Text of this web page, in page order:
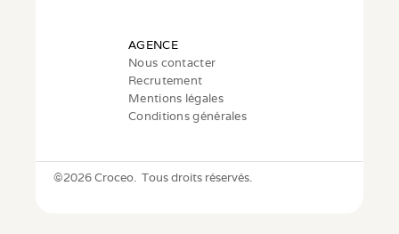
AGENCE
Nous contacter
Recrutement
Mentions légales
Conditions générales
©2026 Croceo.  Tous droits réservés.